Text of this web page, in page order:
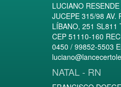
LUCIANO
JUCEPE 315/98 AV.
LÍBANO, 251 SL811
CEP 51110-160
0450 / 99852-5503
NATAL - RN